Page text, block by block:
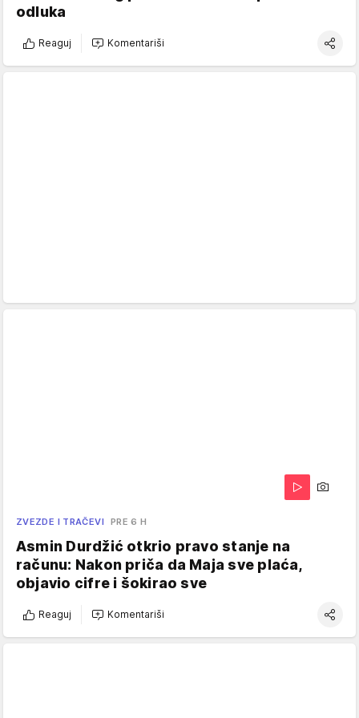
odluka
Reaguj Komentariši
ZVEZDE I TRAČEVI PRE 6 H
Asmin Durdžić otkrio pravo stanje na
računu: Nakon priča da Maja sve plaća,
objavio cifre i šokirao sve
Reaguj Komentariši